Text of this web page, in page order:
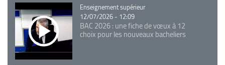
Catégorie
Enseignement supérieur
12/07/2026 - 12:09
BAC 2026 : une fiche de vœux à 12
choix pour les nouveaux bacheliers